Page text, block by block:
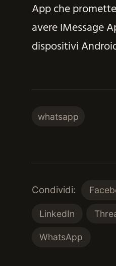
App che
avere IMessage
dispositivi
whatsapp
Condividi:
LinkedIn
WhatsApp